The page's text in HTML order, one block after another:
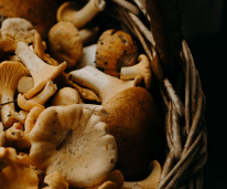
оптимальным
ПРОДУКТЫ
были на ногах.
замеры радиации.
на отдых. Работа и
— говорит он.